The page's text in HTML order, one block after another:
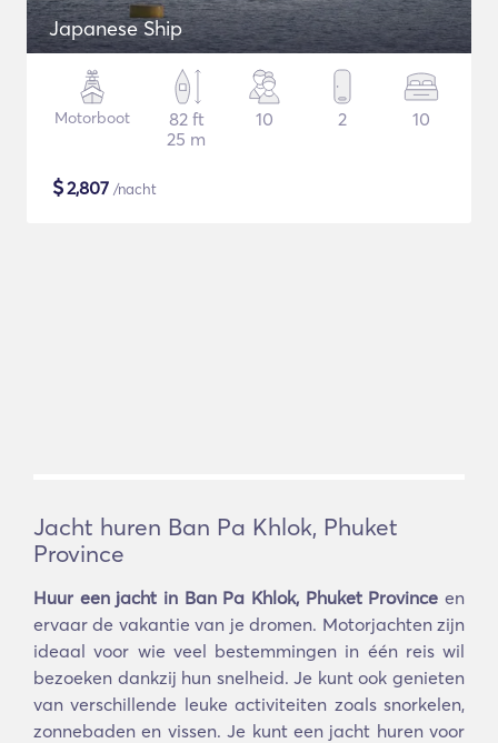
Japanese Ship
Motorboot
82 ft
25 m
10 2 10
$2,807 /nacht
Jacht huren Ban Pa Khlok, Phuket
Province
Huur een jacht in Ban Pa Khlok, Phuket Province en
ervaar de vakantie van je dromen. Motorjachten zijn
ideaal voor wie veel bestemmingen in één reis wil
bezoeken dankzij hun snelheid. Je kunt ook genieten
van verschillende leuke activiteiten zoals snorkelen,
zonnebaden en vissen. Je kunt een jacht huren voor